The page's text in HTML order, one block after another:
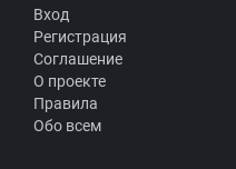
Вход
Регистрация
Соглашение
О проекте
Правила
Обо всем